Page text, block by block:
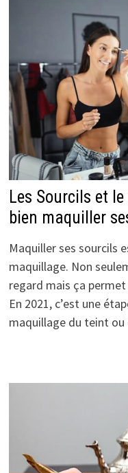
Les Sourcils et
bien maquiller
Maquiller ses sourcils
maquillage. Non
regard mais ça
En 2021, c’est une
maquillage du teint